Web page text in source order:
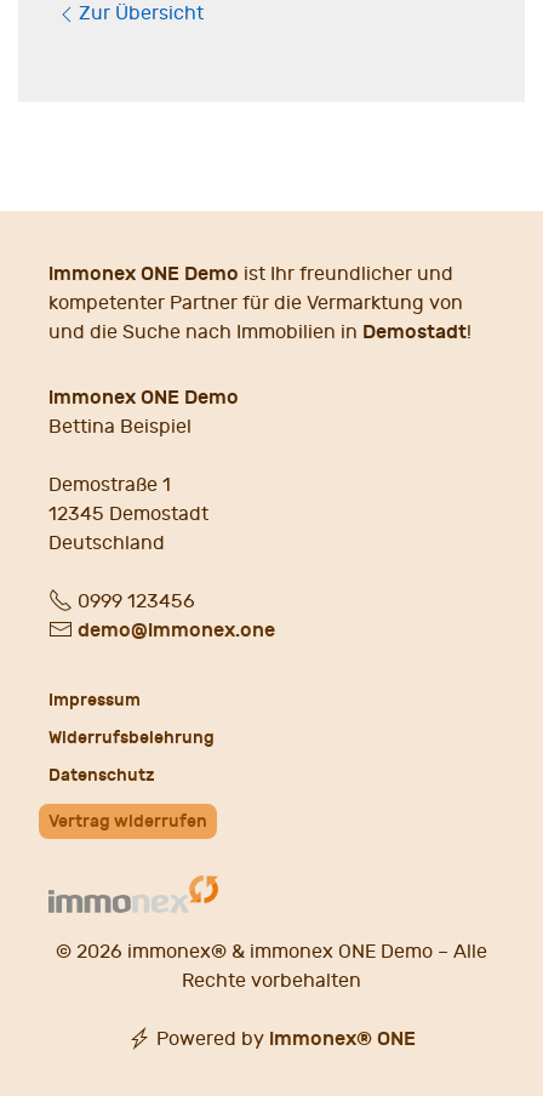
Zur Übersicht
immonex ONE Demo ist Ihr freundlicher und
kompetenter Partner für die Vermarktung von
und die Suche nach Immobilien in Demostadt!
immonex ONE Demo
Bettina Beispiel
Demostraße 1
12345 Demostadt
Deutschland
Fon0999 123456
E- demo@immonex.one
Impressum
Widerrufsbelehrung
Datenschutz
Vertrag widerrufen
© 2026 immonex® & immonex ONE Demo – Alle
Rechte vorbehalten
Powered by immonex® ONE